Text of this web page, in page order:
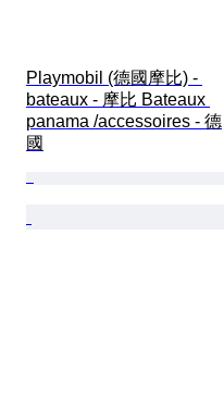
Playmobil (德國摩比) -
bateaux - 摩比 Bateaux
panama /accessoires - 德
國